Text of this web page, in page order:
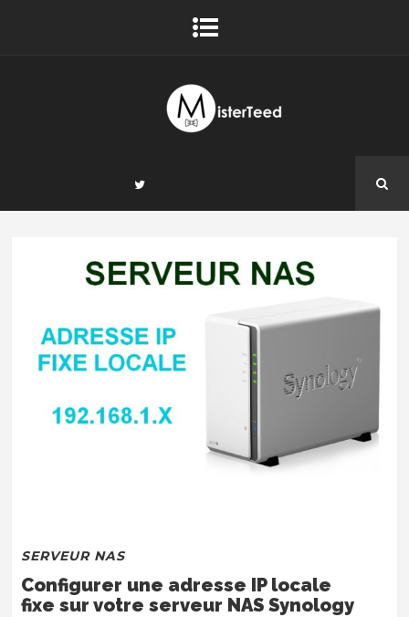
SERVEUR NAS
Configurer une adresse IP locale
fixe sur votre serveur NAS Synology